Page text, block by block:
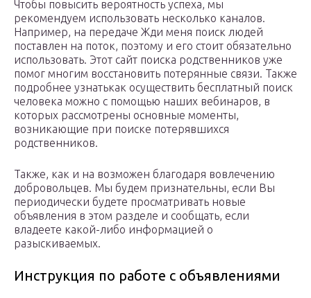
Чтобы повысить вероятность успеха, мы
рекомендуем использовать несколько каналов.
Например, на передаче Жди меня поиск людей
поставлен на поток, поэтому и его стоит обязательно
использовать. Этот сайт поиска родственников уже
помог многим восстановить потерянные связи. Также
подробнее узнатькак осуществить бесплатный поиск
человека можно с помощью наших вебинаров, в
которых рассмотрены основные моменты,
возникающие при поиске потерявшихся
родственников.
Также, как и на возможен благодаря вовлечению
добровольцев. Мы будем признательны, если Вы
периодически будете просматривать новые
объявления в этом разделе и сообщать, если
владеете какой-либо информацией о
разыскиваемых.
Инструкция по работе с объявлениями